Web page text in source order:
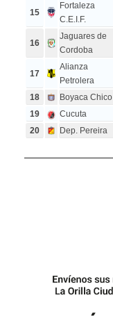
15
Fortaleza
C.E.I.F.
16
Jaguares de
Cordoba
17
Alianza
Petrolera
18 Boyaca Chico
19
Cucuta
20
Dep. Pereira